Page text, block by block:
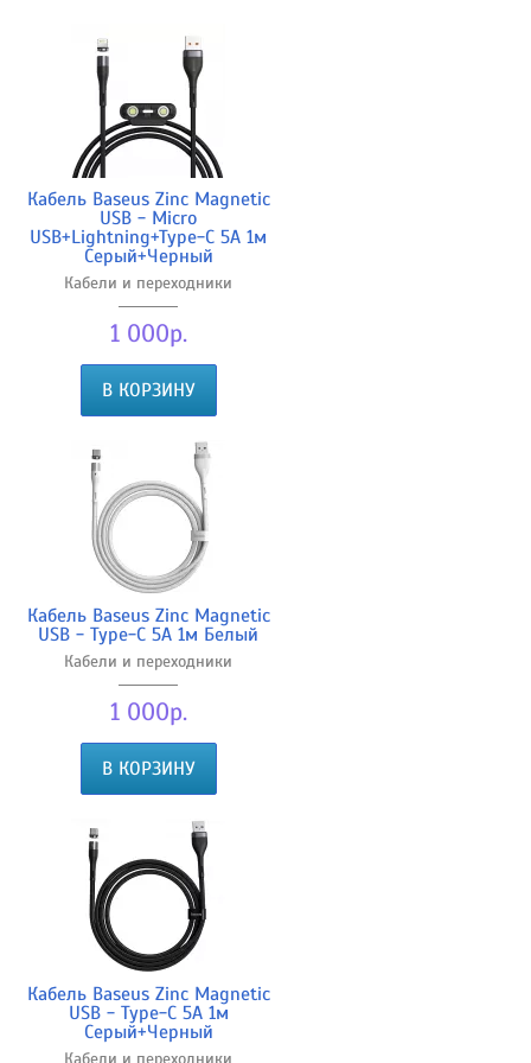
Кабель Baseus Zinc Magnetic
USB - Micro
USB+Lightning+Type-C 5А 1м
Серый+Черный
Кабели и переходники
1 000р.
В КОРЗИНУ
Кабель Baseus Zinc Magnetic
USB - Type-C 5A 1м Белый
Кабели и переходники
1 000р.
В КОРЗИНУ
Кабель Baseus Zinc Magnetic
USB - Type-C 5A 1м
Серый+Черный
Кабели и переходники